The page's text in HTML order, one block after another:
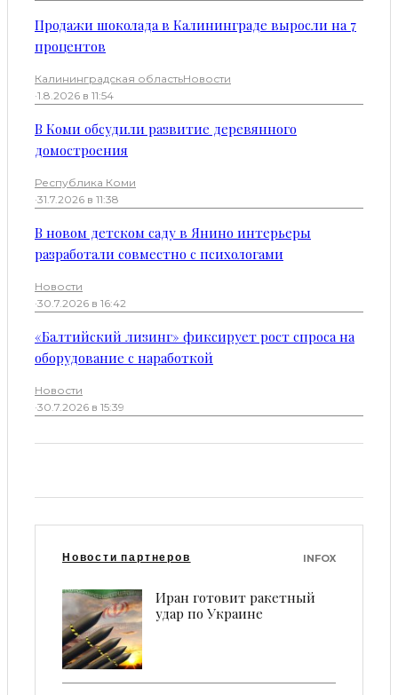
Продажи шоколада в Калининграде выросли на 7
процентов
Калининградская областьНовости
·1.8.2026 в 11:54
В Коми обсудили развитие деревянного
домостроения
Республика Коми
·31.7.2026 в 11:38
В новом детском саду в Янино интерьеры
разработали совместно с психологами
Новости
·30.7.2026 в 16:42
«Балтийский лизинг» фиксирует рост спроса на
оборудование с наработкой
Новости
·30.7.2026 в 15:39
Новости партнеров INFOX
Иран готовит ракетный
удар по Украине